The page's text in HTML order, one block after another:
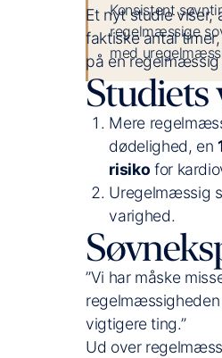
Konsistent
regelmæssige
med
Et nyt studie
faktiske antal
på en
Studiets
Mere
dødelighed, en
risiko for
Uregelmæssig
varighed.
”Vi har måske
regelmæssigheden
vigtigere ting.”
Ud over